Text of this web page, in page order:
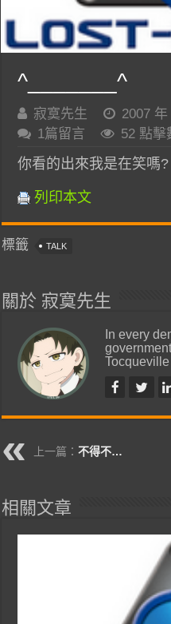
^_______^
寂寞先生 2007 年
1篇留言
52 點擊
你看的出來我是在笑嗎?
列印本文
標籤 TALK
關於 寂寞先生
In every
Tocqueville
上一篇：不得不…
相關文章